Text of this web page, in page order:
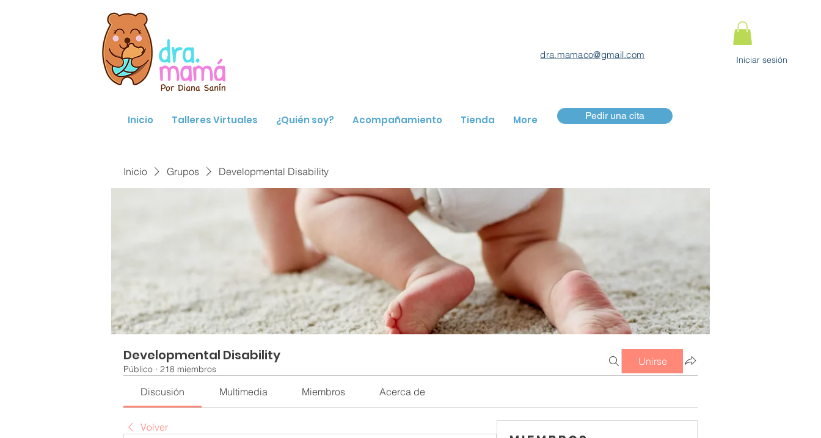
dra.mamaco@gmail.com Iniciar sesión
Inicio Talleres Virtuales ¿Quién soy? Acompañamiento Tienda More Pedir una cita
Inicio Grupos Developmental Disability
Developmental Disability
Público · 218 miembros
Unirse
Discusión Multimedia Miembros Acerca de
Volver